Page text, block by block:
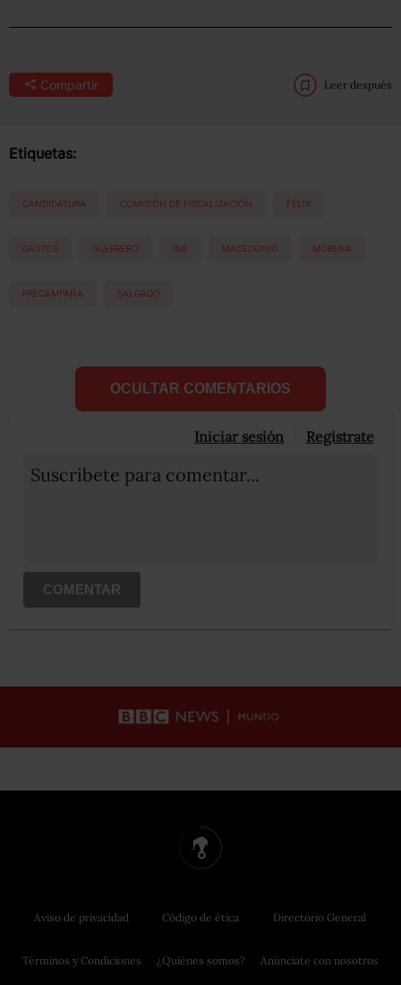
Compartir Leer después
Etiquetas:
CANDIDATURA COMISIÓN DE FISCALIZACIÓN FÉLIX
GASTOS GUERRERO INE MACEDONIO MORENA
PRECAMPAÑA SALGADO
OCULTAR COMENTARIOS
Iniciar sesión Registrate
Suscribete para comentar...
COMENTAR
Aviso de privacidad
Términos y Condiciones
Código de ética
¿Quiénes somos?
Directorio General
Anúnciate con nosotros